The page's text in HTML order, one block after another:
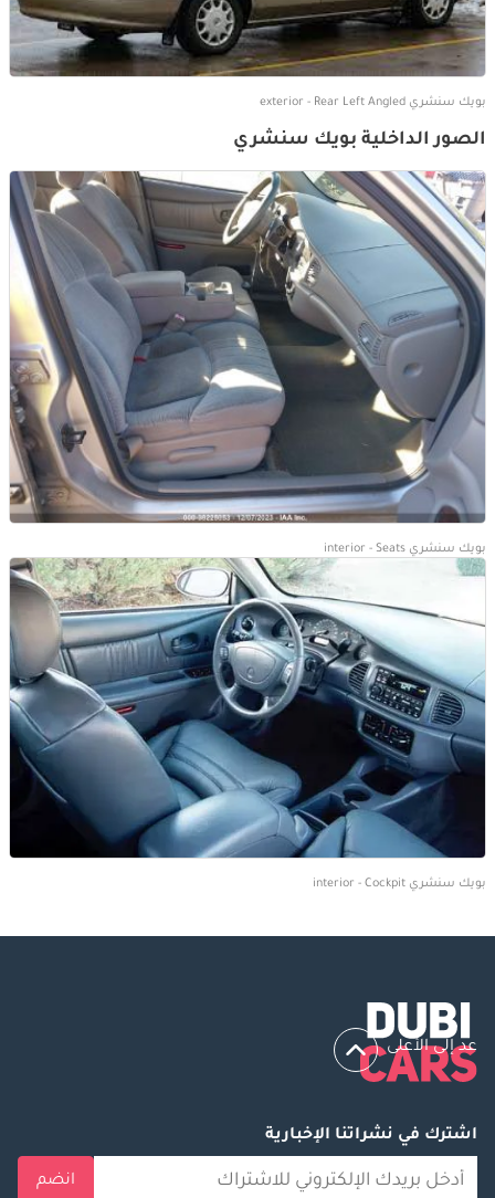
بويك سنشري exterior - Rear Left Angled
الصور الداخلية بويك سنشري
بويك سنشري interior - Seats
بويك سنشري interior - Cockpit
عد إلى الأعلى
اشترك في نشراتنا الإخبارية
انضم